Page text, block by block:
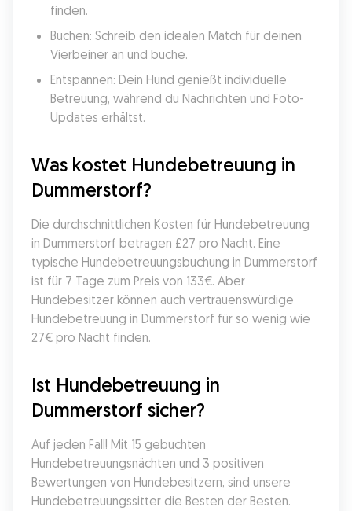
finden.
Buchen: Schreib den idealen Match für deinen
Vierbeiner an und buche.
Entspannen: Dein Hund genießt individuelle
Betreuung, während du Nachrichten und Foto-
Updates erhältst.
Was kostet Hundebetreuung in
Dummerstorf?
Die durchschnittlichen Kosten für Hundebetreuung
in Dummerstorf betragen £27 pro Nacht. Eine
typische Hundebetreuungsbuchung in Dummerstorf
ist für 7 Tage zum Preis von 133€. Aber
Hundebesitzer können auch vertrauenswürdige
Hundebetreuung in Dummerstorf für so wenig wie
27€ pro Nacht finden.
Ist Hundebetreuung in
Dummerstorf sicher?
Auf jeden Fall! Mit 15 gebuchten
Hundebetreuungsnächten und 3 positiven
Bewertungen von Hundebesitzern, sind unsere
Hundebetreuungssitter die Besten der Besten.